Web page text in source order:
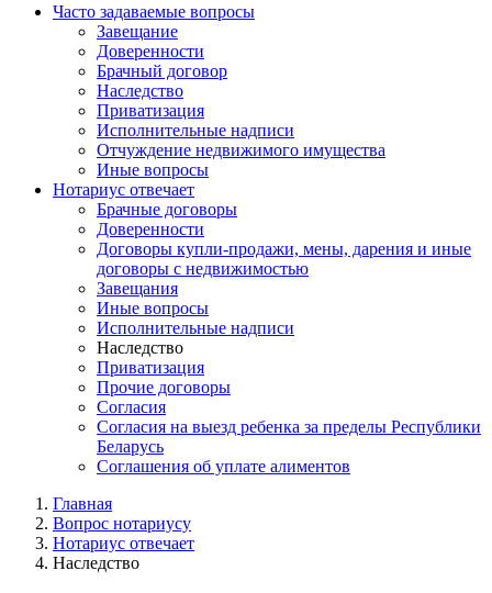
Часто задаваемые вопросы
Завещание
Доверенности
Брачный договор
Наследство
Приватизация
Исполнительные надписи
Отчуждение недвижимого имущества
Иные вопросы
Нотариус отвечает
Брачные договоры
Доверенности
Договоры купли-продажи, мены, дарения и иные
договоры с недвижимостью
Завещания
Иные вопросы
Исполнительные надписи
Наследство
Приватизация
Прочие договоры
Согласия
Согласия на выезд ребенка за пределы Республики
Беларусь
Соглашения об уплате алиментов
Главная
Вопрос нотариусу
Нотариус отвечает
Наследство